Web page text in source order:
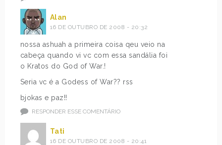
Alan
16 DE OUTUBRO DE 2008 - 20:32
nossa ashuah a primeira coisa qeu veio na
cabeça quando vi vc com essa sandália foi
o Kratos do God of War.!
Seria vc é a Godess of War?? rss
bjokas e paz!!
RESPONDER ESSE COMENTÁRIO
Tati
16 DE OUTUBRO DE 2008 - 20:41